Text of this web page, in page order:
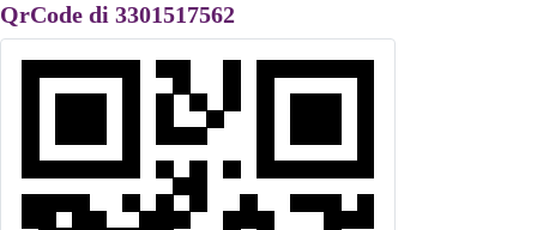
QrCode di 3301517562